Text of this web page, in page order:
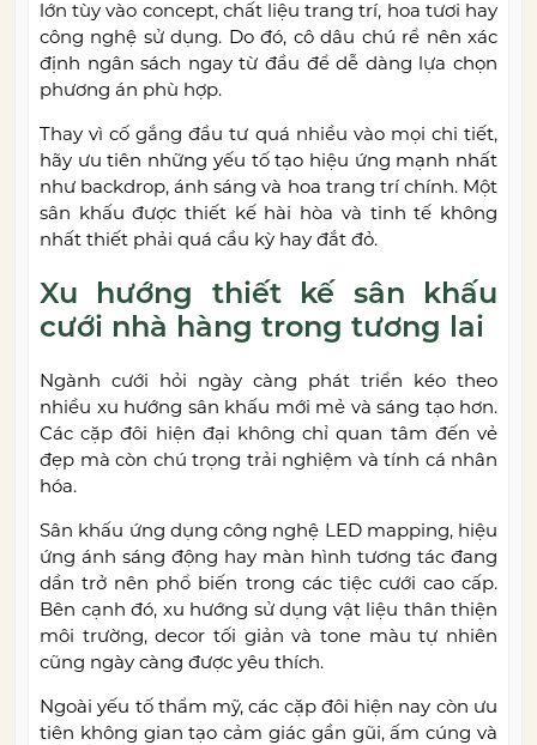
lớn tùy vào concept, chất liệu trang trí, hoa tươi hay
công nghệ sử dụng. Do đó, cô dâu chú rể nên xác
định ngân sách ngay từ đầu để dễ dàng lựa chọn
phương án phù hợp.
Thay vì cố gắng đầu tư quá nhiều vào mọi chi tiết,
hãy ưu tiên những yếu tố tạo hiệu ứng mạnh nhất
như backdrop, ánh sáng và hoa trang trí chính. Một
sân khấu được thiết kế hài hòa và tinh tế không
nhất thiết phải quá cầu kỳ hay đắt đỏ.
Xu hướng thiết kế sân khấu
cưới nhà hàng trong tương lai
Ngành cưới hỏi ngày càng phát triển kéo theo
nhiều xu hướng sân khấu mới mẻ và sáng tạo hơn.
Các cặp đôi hiện đại không chỉ quan tâm đến vẻ
đẹp mà còn chú trọng trải nghiệm và tính cá nhân
hóa.
Sân khấu ứng dụng công nghệ LED mapping, hiệu
ứng ánh sáng động hay màn hình tương tác đang
dần trở nên phổ biến trong các tiệc cưới cao cấp.
Bên cạnh đó, xu hướng sử dụng vật liệu thân thiện
môi trường, decor tối giản và tone màu tự nhiên
cũng ngày càng được yêu thích.
Ngoài yếu tố thẩm mỹ, các cặp đôi hiện nay còn ưu
tiên không gian tạo cảm giác gần gũi, ấm cúng và